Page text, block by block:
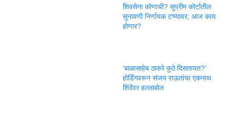
शिवसेना कोणाची? सुप्रीम कोर्टातील
सुनावणी निर्णायक टप्प्यावर; आज काय
होणार?
‘बाळासाहेब ठाकरे कुठे दिसतायत?’
होर्डिंगवरून संजय राऊतांचा एकनाथ
शिंदेंवर हल्लाबोल